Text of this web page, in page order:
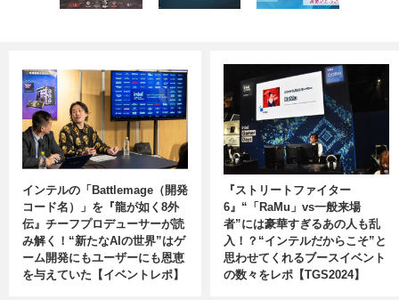
インテルの「Battlemage（開発
コード名）」を『龍が如く8外
伝』チーフプロデューサーが読
み解く！“新たなAIの世界”はゲ
ーム開発にもユーザーにも恩恵
を与えていた【イベントレポ】
『ストリートファイター
6』“「RaMu」vs一般来場
者”には豪華すぎるあの人も乱
入！？“インテルだからこそ”と
思わせてくれるブースイベント
の数々をレポ【TGS2024】